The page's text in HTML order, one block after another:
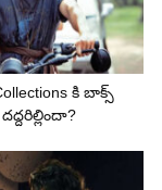
కి బాక్స్